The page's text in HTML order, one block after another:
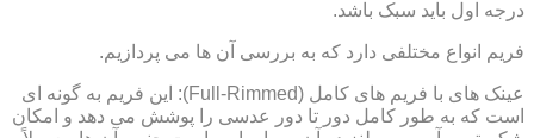
درجه اول باید سبک باشد.
فریم انواع مختلفی دارد که به بررسی آن ها می پردازیم.
عینک های با فریم های کامل (Full-Rimmed): این فریم به گونه ای
است که به طور کامل دور تا دور عدسی را پوشش می دهد و امکان